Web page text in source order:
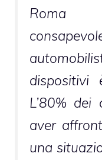
dispositivi
L’80% dei
aver
una